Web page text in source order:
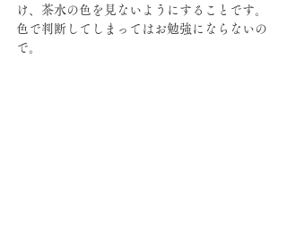
け、茶水の色を見ないようにすることです。
色で判断してしまってはお勉強にならないの
で。